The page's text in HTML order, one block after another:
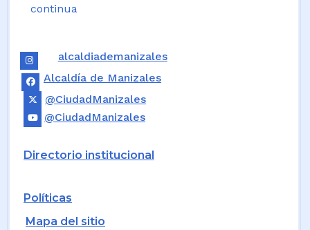
continua
alcaldiademanizales
Alcaldía de Manizales
@CiudadManizales
@CiudadManizales
Directorio institucional
Políticas
Mapa del sitio